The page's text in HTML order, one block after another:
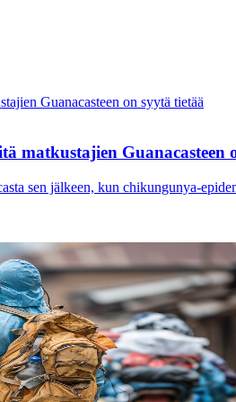
matkustajien Guanacasteen
sen jälkeen, kun chikungunya-